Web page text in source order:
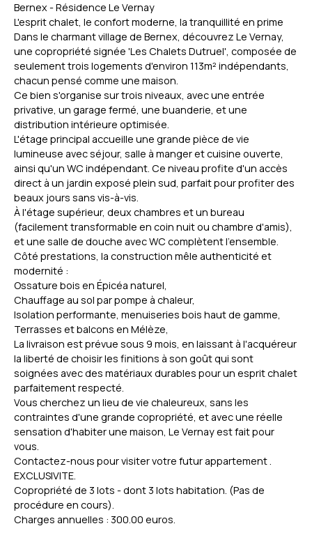
Bernex - Résidence Le Vernay
L'esprit chalet, le confort moderne, la tranquillité en prime
Dans le charmant village de Bernex, découvrez Le Vernay,
une copropriété signée 'Les Chalets Dutruel', composée de
seulement trois logements d'environ 113m² indépendants,
chacun pensé comme une maison.
Ce bien s'organise sur trois niveaux, avec une entrée
privative, un garage fermé, une buanderie, et une
distribution intérieure optimisée.
L'étage principal accueille une grande pièce de vie
lumineuse avec séjour, salle à manger et cuisine ouverte,
ainsi qu'un WC indépendant. Ce niveau profite d'un accès
direct à un jardin exposé plein sud, parfait pour profiter des
beaux jours sans vis-à-vis.
À l'étage supérieur, deux chambres et un bureau
(facilement transformable en coin nuit ou chambre d'amis),
et une salle de douche avec WC complètent l'ensemble.
Côté prestations, la construction mêle authenticité et
modernité :
Ossature bois en Épicéa naturel,
Chauffage au sol par pompe à chaleur,
Isolation performante, menuiseries bois haut de gamme,
Terrasses et balcons en Mélèze,
La livraison est prévue sous 9 mois, en laissant à l'acquéreur
la liberté de choisir les finitions à son goût qui sont
soignées avec des matériaux durables pour un esprit chalet
parfaitement respecté.
Vous cherchez un lieu de vie chaleureux, sans les
contraintes d'une grande copropriété, et avec une réelle
sensation d'habiter une maison, Le Vernay est fait pour
vous.
Contactez-nous pour visiter votre futur appartement .
EXCLUSIVITE.
Copropriété de 3 lots - dont 3 lots habitation. (Pas de
procédure en cours).
Charges annuelles : 300.00 euros.